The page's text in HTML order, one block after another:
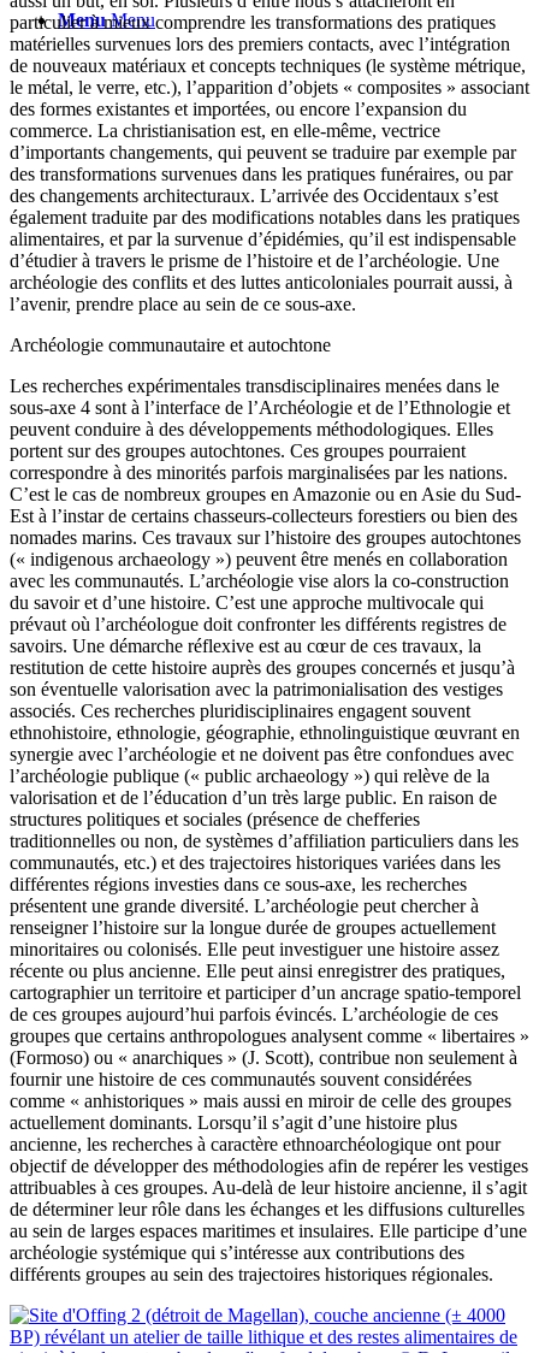
Menu Menu
particulier à mieux comprendre les transformations des pratiques
matérielles survenues lors des premiers contacts, avec l’intégration
de nouveaux matériaux et concepts techniques (le système métrique,
le métal, le verre, etc.), l’apparition d’objets « composites » associant
des formes existantes et importées, ou encore l’expansion du
commerce. La christianisation est, en elle-même, vectrice
d’importants changements, qui peuvent se traduire par exemple par
des transformations survenues dans les pratiques funéraires, ou par
des changements architecturaux. L’arrivée des Occidentaux s’est
également traduite par des modifications notables dans les pratiques
alimentaires, et par la survenue d’épidémies, qu’il est indispensable
d’étudier à travers le prisme de l’histoire et de l’archéologie. Une
archéologie des conflits et des luttes anticoloniales pourrait aussi, à
l’avenir, prendre place au sein de ce sous-axe.
Archéologie communautaire et autochtone
Les recherches expérimentales transdisciplinaires menées dans le
sous-axe 4 sont à l’interface de l’Archéologie et de l’Ethnologie et
peuvent conduire à des développements méthodologiques. Elles
portent sur des groupes autochtones. Ces groupes pourraient
correspondre à des minorités parfois marginalisées par les nations.
C’est le cas de nombreux groupes en Amazonie ou en Asie du Sud-
Est à l’instar de certains chasseurs-collecteurs forestiers ou bien des
nomades marins. Ces travaux sur l’histoire des groupes autochtones
(« indigenous archaeology ») peuvent être menés en collaboration
avec les communautés. L’archéologie vise alors la co-construction
du savoir et d’une histoire. C’est une approche multivocale qui
prévaut où l’archéologue doit confronter les différents registres de
savoirs. Une démarche réflexive est au cœur de ces travaux, la
restitution de cette histoire auprès des groupes concernés et jusqu’à
son éventuelle valorisation avec la patrimonialisation des vestiges
associés. Ces recherches pluridisciplinaires engagent souvent
ethnohistoire, ethnologie, géographie, ethnolinguistique œuvrant en
synergie avec l’archéologie et ne doivent pas être confondues avec
l’archéologie publique (« public archaeology ») qui relève de la
valorisation et de l’éducation d’un très large public. En raison de
structures politiques et sociales (présence de chefferies
traditionnelles ou non, de systèmes d’affiliation particuliers dans les
communautés, etc.) et des trajectoires historiques variées dans les
différentes régions investies dans ce sous-axe, les recherches
présentent une grande diversité. L’archéologie peut chercher à
renseigner l’histoire sur la longue durée de groupes actuellement
minoritaires ou colonisés. Elle peut investiguer une histoire assez
récente ou plus ancienne. Elle peut ainsi enregistrer des pratiques,
cartographier un territoire et participer d’un ancrage spatio-temporel
de ces groupes aujourd’hui parfois évincés. L’archéologie de ces
groupes que certains anthropologues analysent comme « libertaires »
(Formoso) ou « anarchiques » (J. Scott), contribue non seulement à
fournir une histoire de ces communautés souvent considérées
comme « anhistoriques » mais aussi en miroir de celle des groupes
actuellement dominants. Lorsqu’il s’agit d’une histoire plus
ancienne, les recherches à caractère ethnoarchéologique ont pour
objectif de développer des méthodologies afin de repérer les vestiges
attribuables à ces groupes. Au-delà de leur histoire ancienne, il s’agit
de déterminer leur rôle dans les échanges et les diffusions culturelles
au sein de larges espaces maritimes et insulaires. Elle participe d’une
archéologie systémique qui s’intéresse aux contributions des
différents groupes au sein des trajectoires historiques régionales.